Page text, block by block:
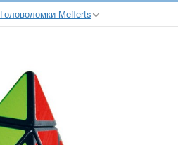
Головоломки Mefferts